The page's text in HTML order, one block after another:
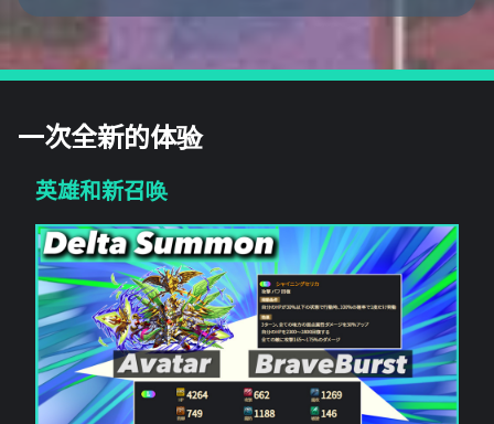
一次全新的体验
英雄和新召唤